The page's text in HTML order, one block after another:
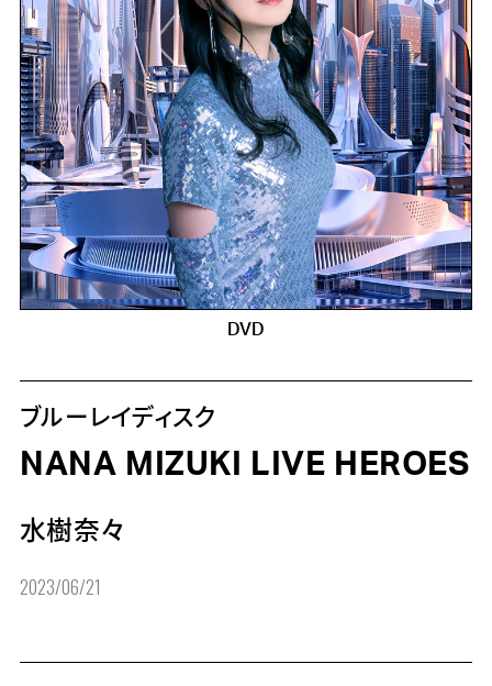
DVD
ブルーレイディスク
NANA MIZUKI LIVE HEROES
水樹奈々
2023/06/21